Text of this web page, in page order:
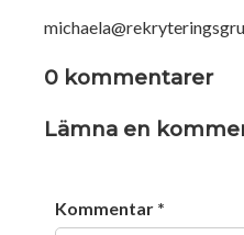
0 kommentarer
Lämna en
Kommentar *